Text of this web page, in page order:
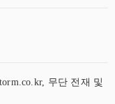
무단 전재 및